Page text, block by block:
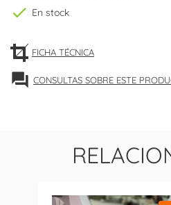
check En stock
FICHA TÉCNICA
forum CONSULTAS SOBRE ESTE